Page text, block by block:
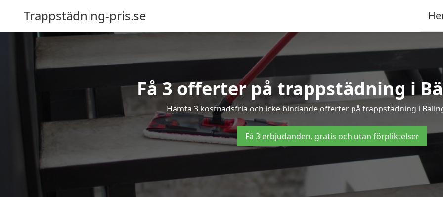
Trappstädning-pris.se
Få 3 offerter på trappstädning i
Hämta 3 kostnadsfria och icke bindande offerter på trappstädning i
Få 3 erbjudanden, gratis och utan förpliktelser